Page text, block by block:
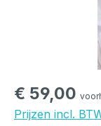
Normale prijs:
€ 59,00
Prijzen incl.